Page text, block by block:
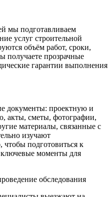
мы подготавливаем
услуг строительной
объём работ, сроки,
получаете прозрачные
гарантии выполнения
документы: проектную и
акты, сметы, фотографии,
материалы, связанные с
изучают
подготовиться к
ключевые моменты для
обследования